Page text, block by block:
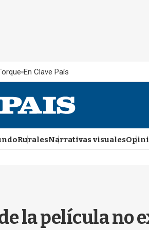
En Clave País
RuralesNarrativas visuales
la película no